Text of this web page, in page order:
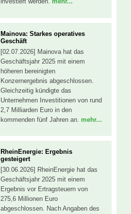
Mainova: Starkes operatives
Geschäft
[02.07.2026] Mainova hat das
Geschäftsjahr 2025 mit einem
höheren bereinigten
Konzernergebnis abgeschlossen.
Gleichzeitig kündigte das
Unternehmen Investitionen von rund
2,7 Milliarden Euro in den
kommenden fünf Jahren an. mehr...
RheinEnergie: Ergebnis
gesteigert
[30.06.2026] RheinEnergie hat das
Geschäftsjahr 2025 mit einem
Ergebnis vor Ertragsteuern von
275,6 Millionen Euro
abgeschlossen. Nach Angaben des